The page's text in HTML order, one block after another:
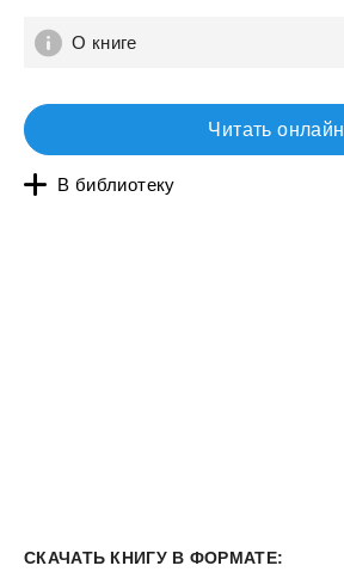
О книге
Читать онлайн
В библиотеку
СКАЧАТЬ КНИГУ В ФОРМАТЕ: